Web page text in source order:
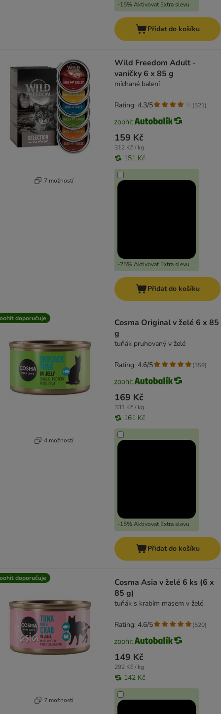
-15% Aktivovat Extra slevu
Přidat do košíku
7 možností
Wild Freedom Adult -
vaničky 6 x 85 g
míchané balení
159 Kč
312 Kč / kg
151 Kč
-25% Aktivovat Extra slevu
Rating: 4.3/5 (521)
Přidat do košíku
doporučuje
4 možností
Cosma Original v želé 6 x 85
g
tuňák pruhovaný v želé
169 Kč
331 Kč / kg
161 Kč
-15% Aktivovat Extra slevu
Rating: 4.6/5 (359)
Přidat do košíku
doporučuje
7 možností
Cosma Asia v želé 6 ks (6 x
85 g)
tuňák s krabím masem v želé
149 Kč
292 Kč / kg
142 Kč
Rating: 4.6/5 (520)